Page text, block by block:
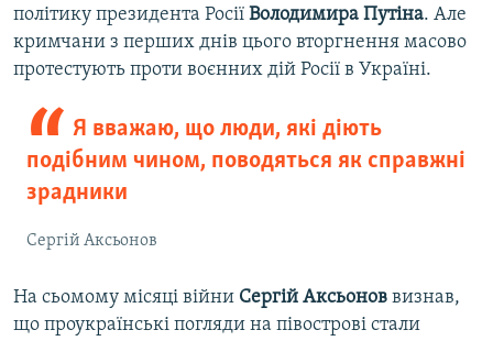
політику президента Росії Володимира Путіна. Але
кримчани з перших днів цього вторгнення масово
протестують проти воєнних дій Росії в Україні.
Я вважаю, що люди, які діють
подібним чином, поводяться як справжні
зрадники
Сергій Аксьонов
На сьомому місяці війни Сергій Аксьонов визнав,
що проукраїнські погляди на півострові стали